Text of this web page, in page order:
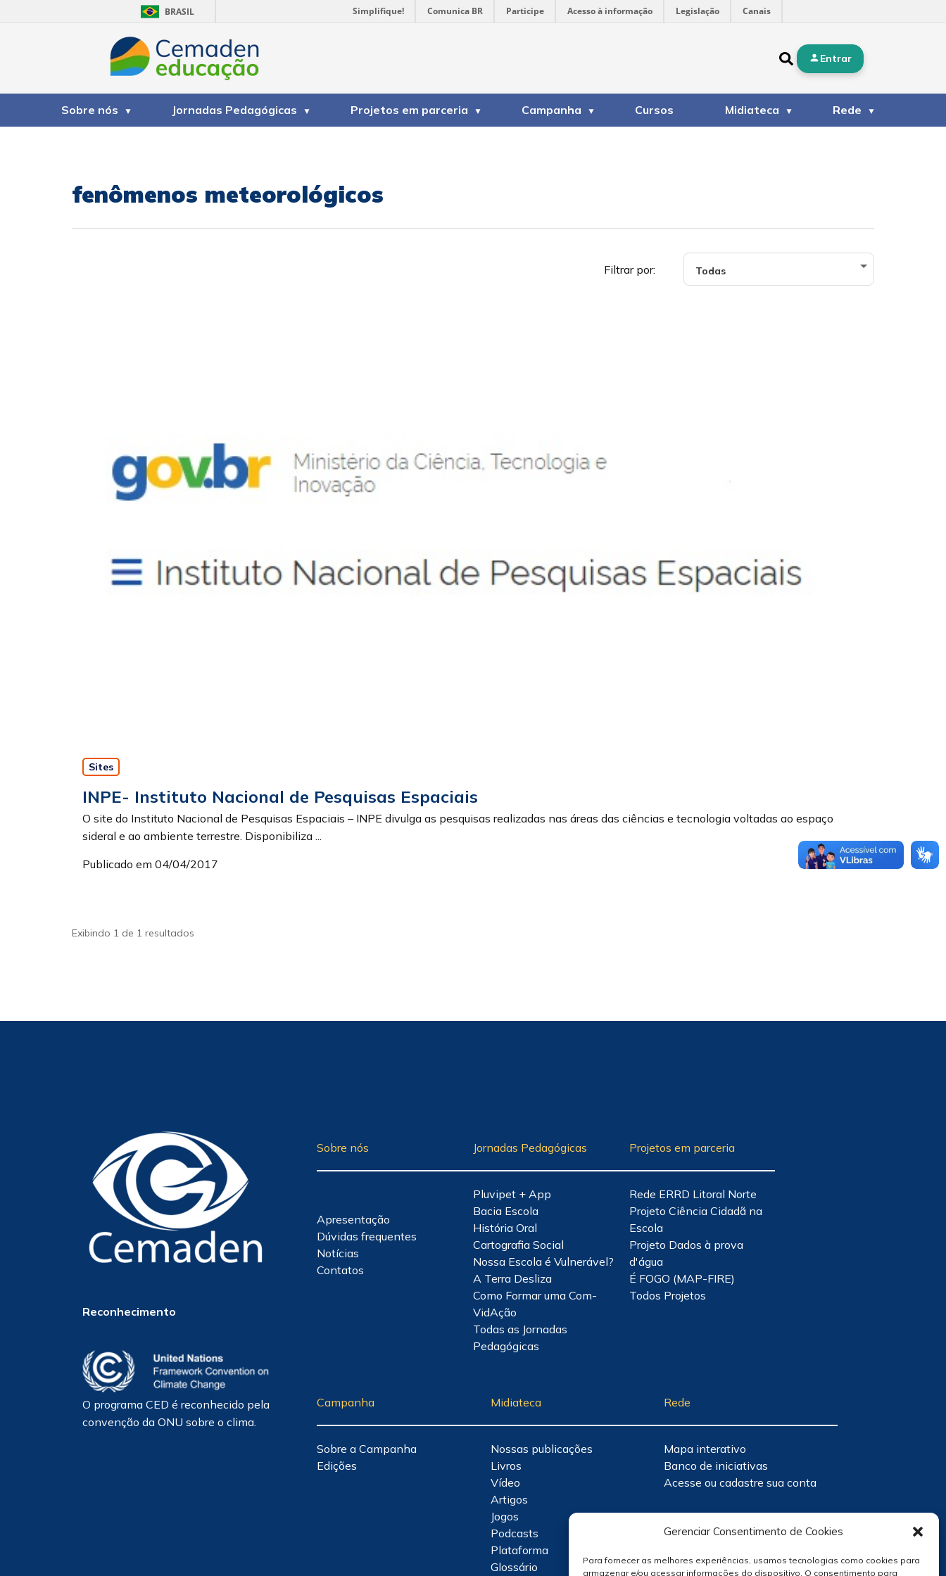
Gerenciar Consentimento de Cookies
Para fornecer as melhores experiências, usamos tecnologias como cookies para
armazenar e/ou acessar informações do dispositivo. O consentimento para
BRASIL Simplifique! Comunica BR Participe Acesso à informação Legislação Canais
Entrar
Sobre nós Jornadas Pedagógicas Projetos em parceria Campanha Cursos Midiateca Rede
fenômenos meteorológicos
Filtrar por:
Sites
INPE- Instituto Nacional de Pesquisas Espaciais
O site do Instituto Nacional de Pesquisas Espaciais – INPE divulga as pesquisas realizadas nas áreas das ciências e tecnologia voltadas ao espaço
sideral e ao ambiente terrestre. Disponibiliza ...
Publicado em 04/04/2017
Exibindo 1 de 1 resultados
Reconhecimento
O programa CED é reconhecido pela
convenção da ONU sobre o clima.
Sobre nós
Apresentação
Dúvidas frequentes
Notícias
Contatos
Jornadas Pedagógicas
Pluvipet + App
Bacia Escola
História Oral
Cartografia Social
Nossa Escola é Vulnerável?
A Terra Desliza
Como Formar uma Com-
VidAção
Todas as Jornadas
Pedagógicas
Projetos em parceria
Rede ERRD Litoral Norte
Projeto Ciência Cidadã na
Escola
Projeto Dados à prova
d'água
É FOGO (MAP-FIRE)
Todos Projetos
Campanha
Sobre a Campanha
Edições
Midiateca
Nossas publicações
Livros
Vídeo
Artigos
Jogos
Podcasts
Plataforma
Glossário
Rede
Mapa interativo
Banco de iniciativas
Acesse ou cadastre sua conta